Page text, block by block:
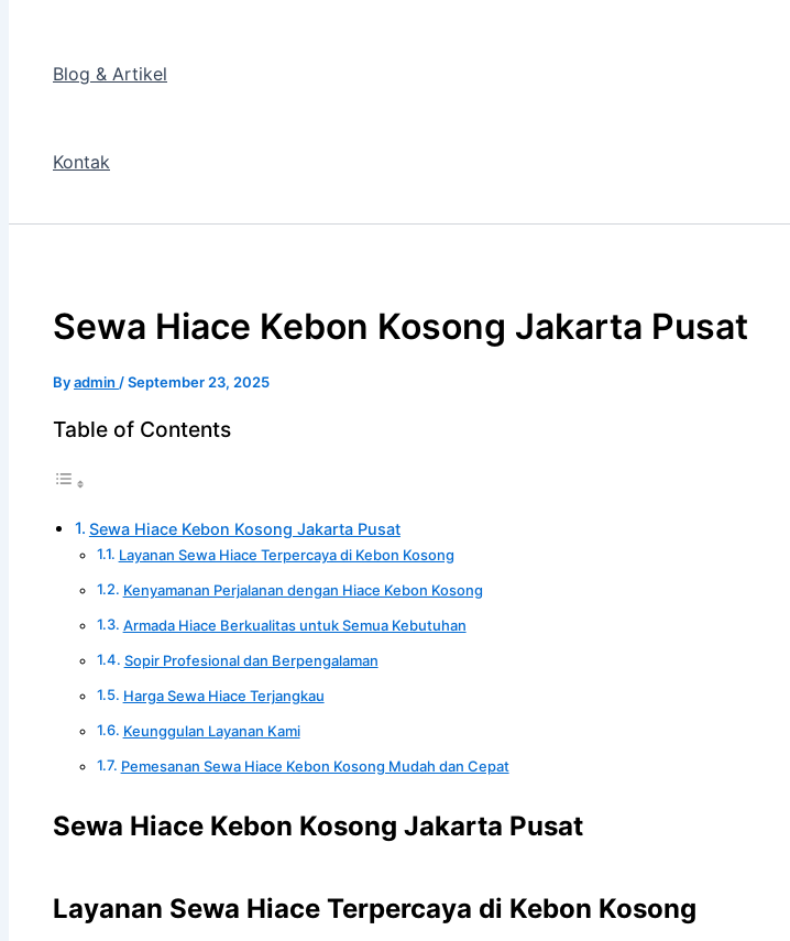
Blog & Artikel
Kontak
Sewa Hiace Kebon Kosong Jakarta Pusat
Byadmin /September 23, 2025
Table of Contents
Sewa Hiace Kebon Kosong Jakarta Pusat
Layanan Sewa Hiace Terpercaya di Kebon Kosong
Kenyamanan Perjalanan dengan Hiace Kebon Kosong
Armada Hiace Berkualitas untuk Semua Kebutuhan
Sopir Profesional dan Berpengalaman
Harga Sewa Hiace Terjangkau
Keunggulan Layanan Kami
Pemesanan Sewa Hiace Kebon Kosong Mudah dan Cepat
Sewa Hiace Kebon Kosong Jakarta Pusat
Layanan Sewa Hiace Terpercaya di Kebon Kosong